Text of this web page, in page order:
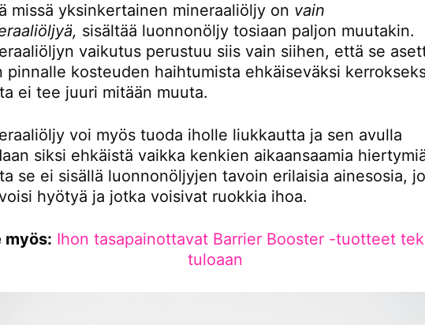
missä yksinkertainen mineraaliöljy on vain
sisältää luonnonöljy tosiaan paljon muutakin.
vaikutus perustuu siis vain siihen, että se
pinnalle kosteuden haihtumista ehkäiseväksi
ei tee juuri mitään muuta.
voi myös tuoda iholle liukkautta ja sen avulla
siksi ehkäistä vaikka kenkien aikaansaamia
se ei sisällä luonnonöljyjen tavoin erilaisia ainesosia,
hyötyä ja jotka voisivat ruokkia ihoa.
myös: Ihon tasapainottavat Barrier Booster -tuotteet
tuloaan